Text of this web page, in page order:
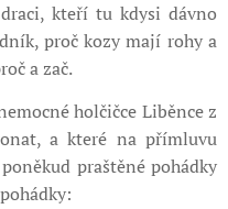
kteří tu kdysi dávno
proč kozy mají rohy a
a zač.
holčičce Liběnce z
a které na přímluvu
praštěné pohádky